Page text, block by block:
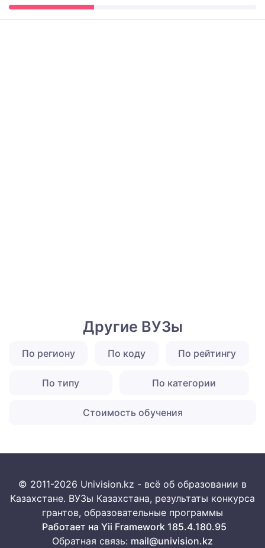
Другие ВУЗы
По региону По коду По рейтингу
По типу По категории
Стоимость обучения
© 2011-2026 Univision.kz - всё об образовании в
Казахстане. ВУЗы Казахстана, результаты конкурса
грантов, образовательные программы
Работает на Yii Framework 185.4.180.95
Обратная связь: mail@univision.kz